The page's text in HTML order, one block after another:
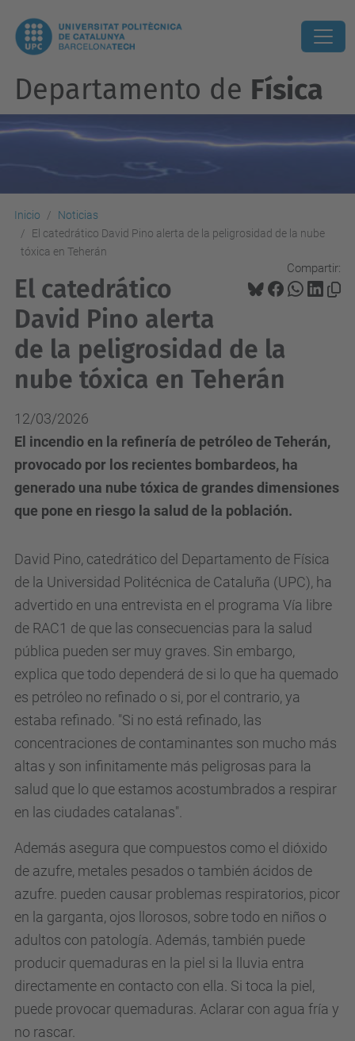
Departamento de Física
Inicio
Noticias
El catedrático David Pino alerta de la peligrosidad de la nube
tóxica en Teherán
Compartir:
El catedrático
David Pino alerta
de la peligrosidad de la
nube tóxica en Teherán
12/03/2026
El incendio en la refinería de petróleo de Teherán,
provocado por los recientes bombardeos, ha
generado una nube tóxica de grandes dimensiones
que pone en riesgo la salud de la población.
David Pino, catedrático del Departamento de Física
de la Universidad Politécnica de Cataluña (UPC), ha
advertido en una entrevista en el programa Vía libre
de RAC1 de que las consecuencias para la salud
pública pueden ser muy graves. Sin embargo,
explica que todo dependerá de si lo que ha quemado
es petróleo no refinado o si, por el contrario, ya
estaba refinado. "Si no está refinado, las
concentraciones de contaminantes son mucho más
altas y son infinitamente más peligrosas para la
salud que lo que estamos acostumbrados a respirar
en las ciudades catalanas".
Además asegura que compuestos como el dióxido
de azufre, metales pesados ​​o también ácidos de
azufre. pueden causar problemas respiratorios, picor
en la garganta, ojos llorosos, sobre todo en niños o
adultos con patología. Además, también puede
producir quemaduras en la piel si la lluvia entra
directamente en contacto con ella. Si toca la piel,
puede provocar quemaduras. Aclarar con agua fría y
no rascar.